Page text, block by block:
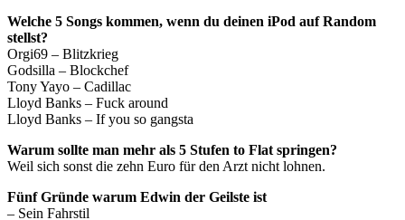
Welche 5 Songs kommen, wenn du deinen iPod auf Random
stellst?
Orgi69 – Blitzkrieg
Godsilla – Blockchef
Tony Yayo – Cadillac
Lloyd Banks – Fuck around
Lloyd Banks – If you so gangsta
Warum sollte man mehr als 5 Stufen to Flat springen?
Weil sich sonst die zehn Euro für den Arzt nicht lohnen.
Fünf Gründe warum Edwin der Geilste ist
– Sein Fahrstil